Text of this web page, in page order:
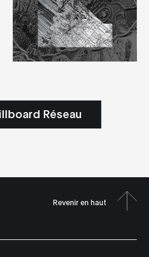
Réseau
Revenir en haut